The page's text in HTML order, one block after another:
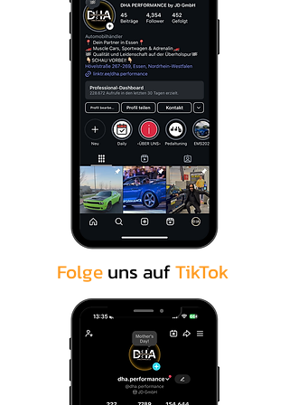
1 Holzhalter
5 neutrale Wattesticks
(Starterduft frei wählbar)
1 x 10 ml Aromaöl – aus 4
Varianten wählbar
Folgeuns aufTikTok